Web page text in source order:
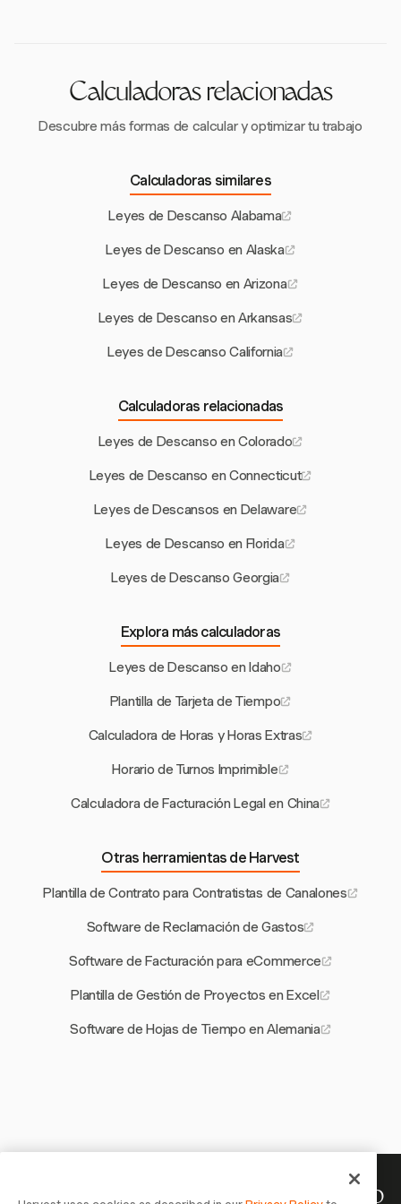
Calculadoras relacionadas
Descubre más formas de calcular y optimizar tu trabajo
Calculadoras similares
Leyes de Descanso Alabama
Leyes de Descanso en Alaska
Leyes de Descanso en Arizona
Leyes de Descanso en Arkansas
Leyes de Descanso California
Calculadoras relacionadas
Leyes de Descanso en Colorado
Leyes de Descanso en Connecticut
Leyes de Descansos en Delaware
Leyes de Descanso en Florida
Leyes de Descanso Georgia
Explora más calculadoras
Leyes de Descanso en Idaho
Plantilla de Tarjeta de Tiempo
Calculadora de Horas y Horas Extras
Horario de Turnos Imprimible
Calculadora de Facturación Legal en China
Otras herramientas de Harvest
Plantilla de Contrato para Contratistas de Canalones
Software de Reclamación de Gastos
Software de Facturación para eCommerce
Plantilla de Gestión de Proyectos en Excel
Software de Hojas de Tiempo en Alemania
Tu tiempo merece ser registrado